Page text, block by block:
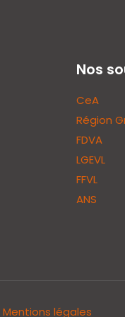
Nos
CeA
Région
FDVA
LGEVL
FFVL
ANS
Mentions légales